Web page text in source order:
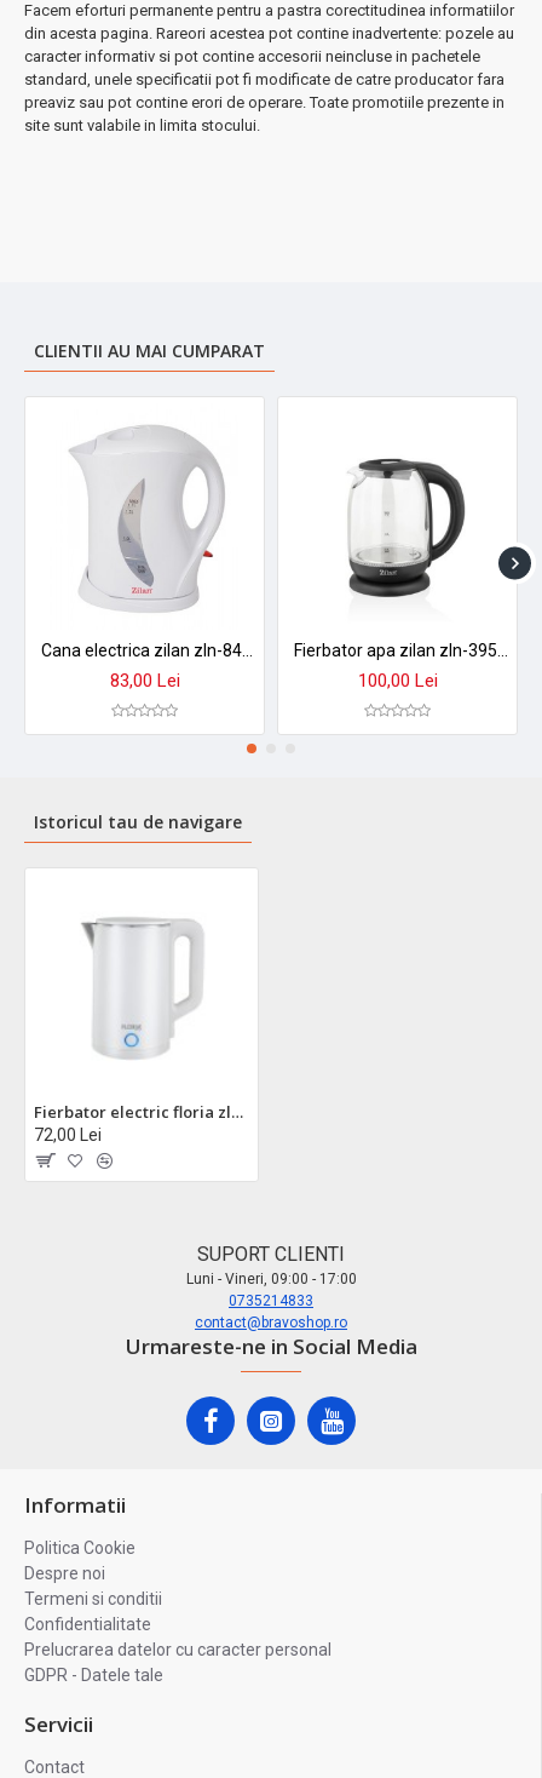
★ Perfect pentru:familii active, bucătării moderne, utilizare
zilnică intensă
➤Investește în calitate și siguranță- alegerea ideală pentru o
bucătărie funcțională!
Facem eforturi permanente pentru a pastra corectitudinea informatiilor
din acesta pagina. Rareori acestea pot contine inadvertente: pozele au
caracter informativ si pot contine accesorii neincluse in pachetele
standard, unele specificatii pot fi modificate de catre producator fara
preaviz sau pot contine erori de operare. Toate promotiile prezente in
site sunt valabile in limita stocului.
CLIENTII AU MAI CUMPARAT
83,00 Lei 100,00 Lei
Istoricul tau de navigare
Fierbator electric floria zln4920 - 2l, 1500w, protectie supraincalzire, design sigur cu perete dublu
72,00 Lei
SUPORT CLIENTI
Luni - Vineri, 09:00 - 17:00
0735214833
contact@bravoshop.ro
Urmareste-ne in Social Media
Informatii
Politica Cookie
Despre noi
Termeni si conditii
Confidentialitate
Prelucrarea datelor cu caracter personal
GDPR - Datele tale
Servicii
Contact